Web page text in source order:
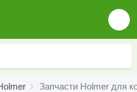
Запчасти Holmer для